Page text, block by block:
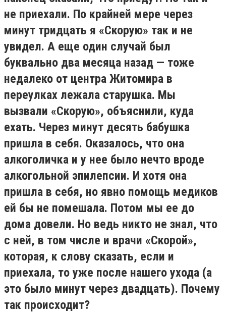
не приехали. По крайней мере через
минут тридцать я «Скорую» так и не
увидел. А еще один случай был
буквально два месяца назад — тоже
недалеко от центра Житомира в
переулках лежала старушка. Мы
вызвали «Скорую», объяснили, куда
ехать. Через минут десять бабушка
пришла в себя. Оказалось, что она
алкоголичка и у нее было нечто вроде
алкогольной эпилепсии. И хотя она
пришла в себя, но явно помощь медиков
ей бы не помешала. Потом мы ее до
дома довели. Но ведь никто не знал, что
с ней, в том числе и врачи «Скорой»,
которая, к слову сказать, если и
приехала, то уже после нашего ухода (а
это было минут через двадцать). Почему
так происходит?